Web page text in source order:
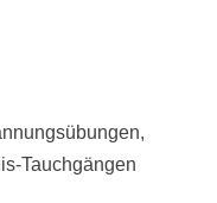
Tauchgängen